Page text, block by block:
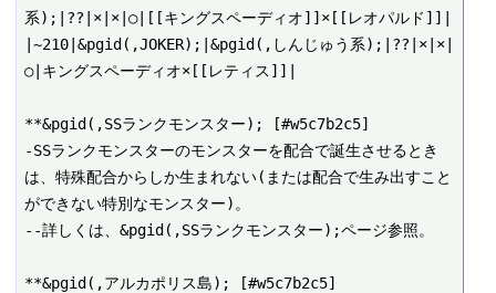
系);|??|×|×|○|[[キングスペーディオ]]×[[レオパルド]]|
|~210|&pgid(,JOKER);|&pgid(,しんじゅう系);|??|×|×|
○|キングスペーディオ×[[レティス]]|
**&pgid(,SSランクモンスター); [#w5c7b2c5]
-SSランクモンスターのモンスターを配合で誕生させるとき
は、特殊配合からしか生まれない(または配合で生み出すこと
ができない特別なモンスター)。
--詳しくは、&pgid(,SSランクモンスター);ページ参照。
**&pgid(,アルカポリス島); [#w5c7b2c5]